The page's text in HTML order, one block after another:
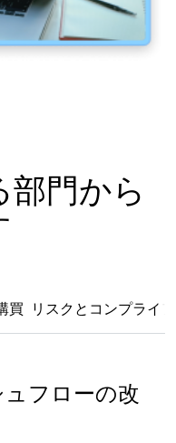
門から
買 リスクとコンプライ
フローの改